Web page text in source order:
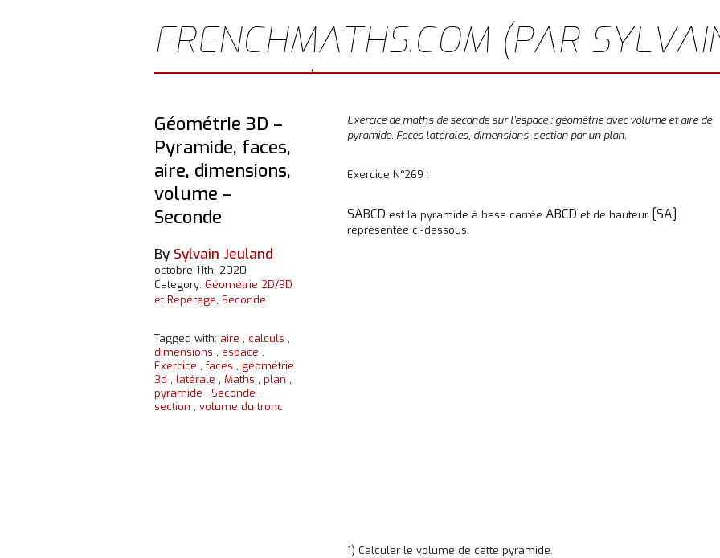
FRENCHMATHS.COM (PAR
JEULAND)
Géométrie 3D –
Pyramide, faces,
aire, dimensions,
volume –
Seconde
By Sylvain Jeuland
octobre 11th, 2020
Category: Géométrie 2D/3D
et Repérage, Seconde
Tagged with: aire , calculs ,
dimensions , espace ,
Exercice ,faces , géométrie
3d , latérale , Maths , plan ,
pyramide , Seconde ,
section , volume du tronc
Exercice de maths de seconde sur l’espace : géométrie avec volume et aire de
pyramide. Faces latérales, dimensions, section par un plan.
Exercice N°269 :
SABCD est la pyramide à base carrée ABCD et de hauteur [SA]
représentée ci-dessous.
1) Calculer le volume de cette pyramide.